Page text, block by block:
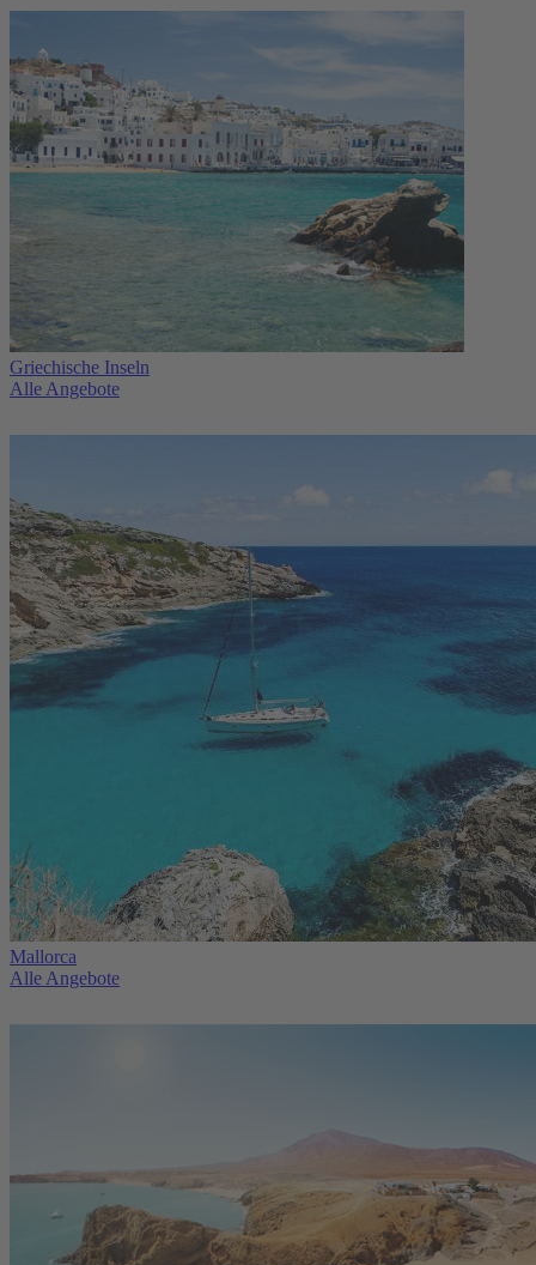
Griechische Inseln
Alle Angebote
Mallorca
Alle Angebote